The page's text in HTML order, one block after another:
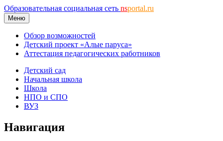
Образовательная социальная сеть nsportal.ru
Меню
Обзор возможностей
Детский проект «Алые паруса»
Аттестация педагогических работников
Детский сад
Начальная школа
Школа
НПО и СПО
ВУЗ
Навигация